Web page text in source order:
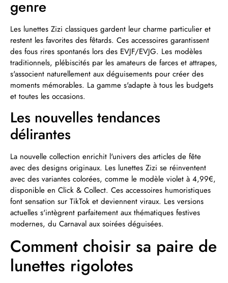
genre
Les lunettes Zizi classiques gardent leur charme particulier et
restent les favorites des fêtards. Ces accessoires garantissent
des fous rires spontanés lors des EVJF/EVJG. Les modèles
traditionnels, plébiscités par les amateurs de farces et attrapes,
s'associent naturellement aux déguisements pour créer des
moments mémorables. La gamme s'adapte à tous les budgets
et toutes les occasions.
Les nouvelles tendances
délirantes
La nouvelle collection enrichit l'univers des articles de fête
avec des designs originaux. Les lunettes Zizi se réinventent
avec des variantes colorées, comme le modèle violet à 4,99€,
disponible en Click & Collect. Ces accessoires humoristiques
font sensation sur TikTok et deviennent viraux. Les versions
actuelles s'intègrent parfaitement aux thématiques festives
modernes, du Carnaval aux soirées déguisées.
Comment choisir sa paire de
lunettes rigolotes